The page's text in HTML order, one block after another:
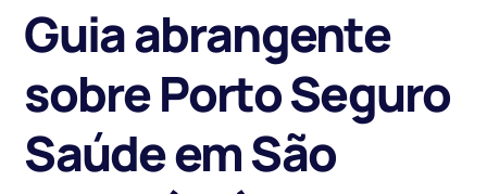
Guia abrangente
sobre Porto Seguro
Saúde em São